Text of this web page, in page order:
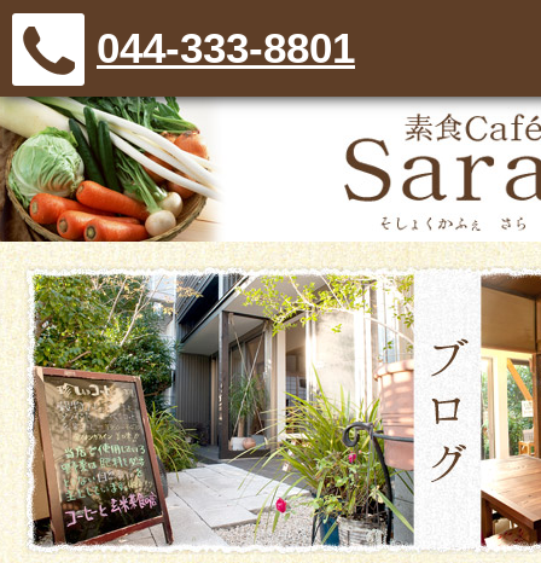
044-333-8801